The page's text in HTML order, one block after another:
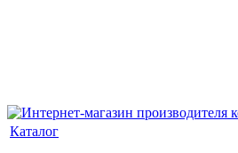
Каталог